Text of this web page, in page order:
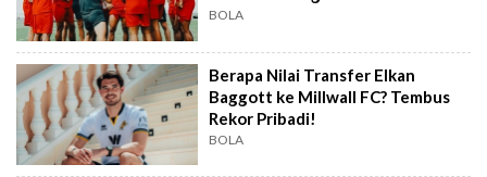
BOLA
Berapa Nilai Transfer Elkan
Baggott ke Millwall FC? Tembus
Rekor Pribadi!
BOLA